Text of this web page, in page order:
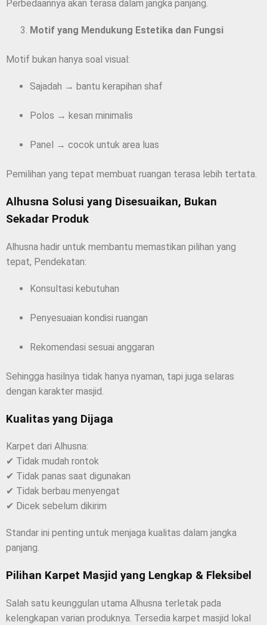
Perbedaannya akan terasa dalam jangka panjang.
Motif yang Mendukung Estetika dan Fungsi
Motif bukan hanya soal visual:
Sajadah → bantu kerapihan shaf
Polos → kesan minimalis
Panel → cocok untuk area luas
Pemilihan yang tepat membuat ruangan terasa lebih tertata.
Alhusna Solusi yang Disesuaikan, Bukan
Sekadar Produk
Alhusna hadir untuk membantu memastikan pilihan yang
tepat, Pendekatan:
Konsultasi kebutuhan
Penyesuaian kondisi ruangan
Rekomendasi sesuai anggaran
Sehingga hasilnya tidak hanya nyaman, tapi juga selaras
dengan karakter masjid.
Kualitas yang Dijaga
Karpet dari Alhusna:
✔ Tidak mudah rontok
✔ Tidak panas saat digunakan
✔ Tidak berbau menyengat
✔ Dicek sebelum dikirim
Standar ini penting untuk menjaga kualitas dalam jangka
panjang.
Pilihan Karpet Masjid yang Lengkap & Fleksibel
Salah satu keunggulan utama Alhusna terletak pada
kelengkapan varian produknya. Tersedia karpet masjid lokal